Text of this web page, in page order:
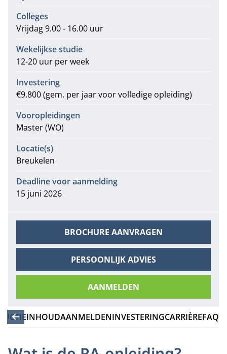
Colleges
Vrijdag 9.00 - 16.00 uur
Wekelijkse studie
12-20 uur per week
Investering
€9.800 (gem. per jaar voor volledige opleiding)
Vooropleidingen
Master (WO)
Locatie(s)
Breukelen
Deadline voor aanmelding
15 juni 2026
BROCHURE AANVRAGEN
PERSOONLIJK ADVIES
AANMELDEN
INHOUDAANMELDENINVESTERINGCARRIÈREFAQ